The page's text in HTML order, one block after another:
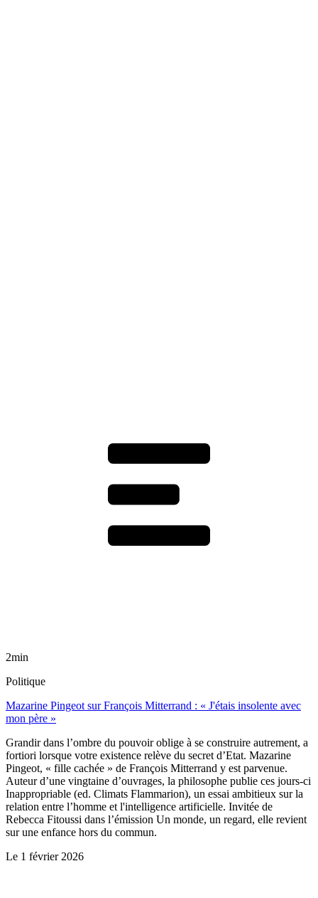
2min
Politique
Mazarine Pingeot sur François Mitterrand : « J'étais insolente avec
mon père »
Grandir dans l’ombre du pouvoir oblige à se construire autrement, a
fortiori lorsque votre existence relève du secret d’Etat. Mazarine
Pingeot, « fille cachée » de François Mitterrand y est parvenue.
Auteur d’une vingtaine d’ouvrages, la philosophe publie ces jours-ci
Inappropriable (ed. Climats Flammarion), un essai ambitieux sur la
relation entre l’homme et l'intelligence artificielle. Invitée de
Rebecca Fitoussi dans l’émission Un monde, un regard, elle revient
sur une enfance hors du commun.
Le 1 février 2026